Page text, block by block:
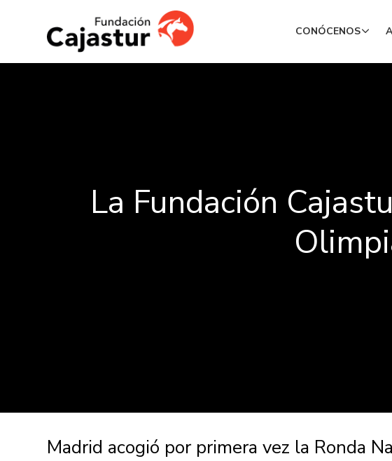
CONÓCENOS
La Fundación
Madrid acogió por primera vez la Ronda